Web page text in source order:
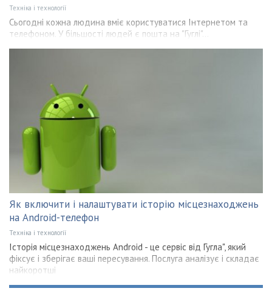
Техніка і технології
Сьогодні кожна людина вміє користуватися Інтернетом та
телефоном. У більшості людей є пошта на "Гуглі"...
Як включити і налаштувати історію місцезнаходжень
на Android-телефон
Техніка і технології
Історія місцезнаходжень Android - це сервіс від Гугла", який
фіксує і зберігає ваші пересування. Послуга аналізує і складає
найкоротші